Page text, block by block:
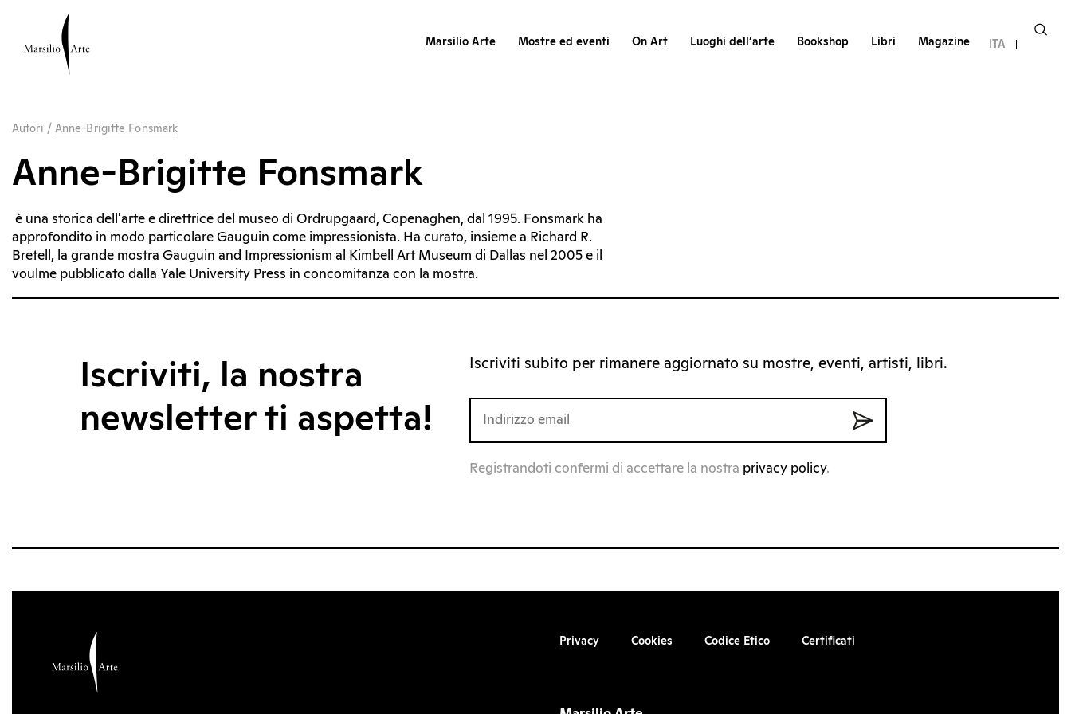
Marsilio Arte Mostre ed eventi On Art Luoghi dell’arte Bookshop Libri Magazine ITA
Autori / Anne-Brigitte Fonsmark
Anne-Brigitte Fonsmark
è una storica dell'arte e direttrice del museo di Ordrupgaard, Copenaghen, dal 1995. Fonsmark ha
approfondito in modo particolare Gauguin come impressionista. Ha curato, insieme a Richard R.
Bretell, la grande mostra Gauguin and Impressionism al Kimbell Art Museum di Dallas nel 2005 e il
voulme pubblicato dalla Yale University Press in concomitanza con la mostra.
Iscriviti, la nostra
newsletter ti aspetta!
Iscriviti subito per rimanere aggiornato su mostre, eventi, artisti, libri.
Registrandoti confermi di accettare la nostra privacy policy.
Privacy Cookies Codice Etico Certificati